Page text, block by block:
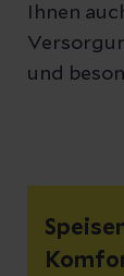
Ihnen
und